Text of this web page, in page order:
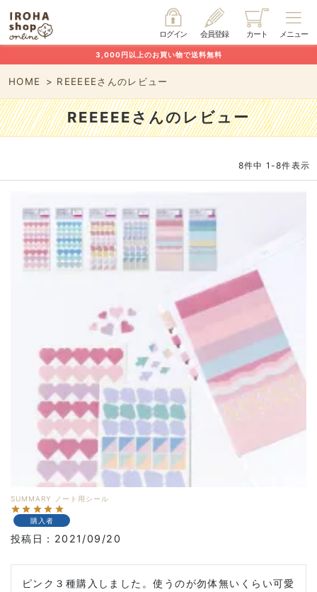
メニュー
カート
会員登録
ログイン
3,000円以上のお買い物で送料無料
HOME REEEEEさんのレビュー
REEEEEさんのレビュー
8件中 1 -8件表示
SUMMARY ノート用シール
購入者
投稿日 2021/09/20
ピンク３種購入しました。使うのが勿体無いくらい可愛